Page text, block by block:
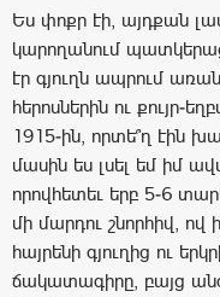
Ես փոքր էի, այդքան լավ
կարողանում
էր գյուղն ապրում
հերոսներին ու քույր-
1915-ին, որտե՞ղ էին
մասին ես լսել եմ իմ
որովհետեւ երբ 5-6
մի մարդու շնորհիվ,
հայրենի գյուղից ու
ճակատագիրը, բայց